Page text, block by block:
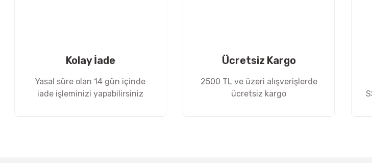
Kolay İade
Yasal süre olan 14 gün içinde
iade işleminizi yapabilirsiniz
Ücretsiz Kargo
2500 TL ve üzeri alışverişlerde
ücretsiz kargo